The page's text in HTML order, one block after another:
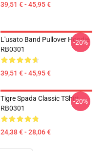
39,51 € - 45,95 €
L'usato Band Pullover Hoodie
RB0301
39,51 € - 45,95 €
-20%
Tigre Spada Classic TShirt
RB0301
24,38 € - 28,06 €
-20%